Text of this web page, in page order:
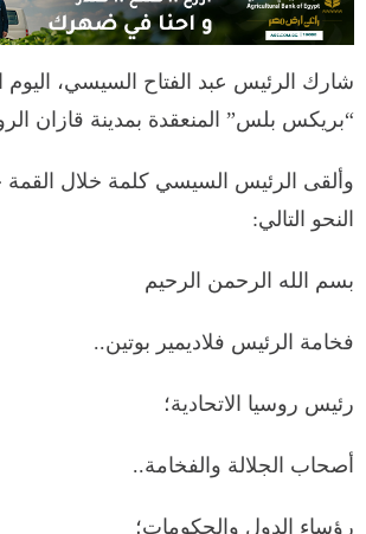
شارك الرئيس عبد الفتاح السيسي،
“بريكس بلس” المنعقدة بمدينة قازان
وألقى الرئيس السيسي كلمة خلال القمة
النحو التالي:
بسم الله الرحمن الرحيم
فخامة الرئيس فلاديمير بوتين..
رئيس روسيا الاتحادية؛
أصحاب الجلالة والفخامة..
رؤساء الدول والحكومات؛